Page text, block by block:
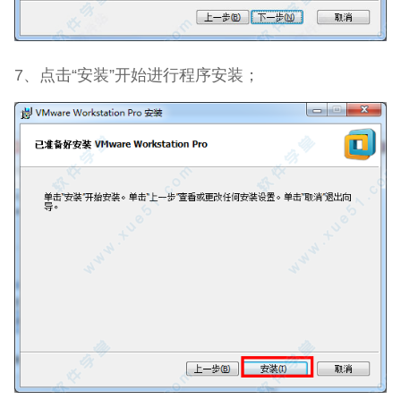
7、点击“安装”开始进行程序安装；